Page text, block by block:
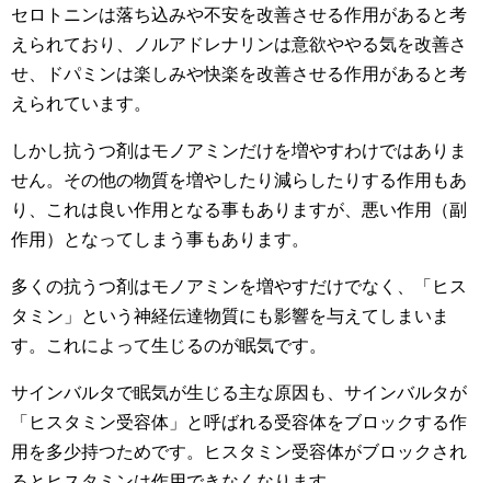
セロトニンは落ち込みや不安を改善させる作用があると考
えられており、ノルアドレナリンは意欲ややる気を改善さ
せ、ドパミンは楽しみや快楽を改善させる作用があると考
えられています。
しかし抗うつ剤はモノアミンだけを増やすわけではありま
せん。その他の物質を増やしたり減らしたりする作用もあ
り、これは良い作用となる事もありますが、悪い作用（副
作用）となってしまう事もあります。
多くの抗うつ剤はモノアミンを増やすだけでなく、「ヒス
タミン」という神経伝達物質にも影響を与えてしまいま
す。これによって生じるのが眠気です。
サインバルタで眠気が生じる主な原因も、サインバルタが
「ヒスタミン受容体」と呼ばれる受容体をブロックする作
用を多少持つためです。ヒスタミン受容体がブロックされ